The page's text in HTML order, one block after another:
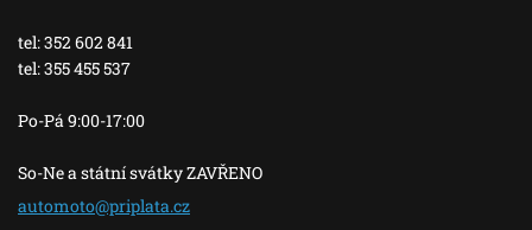
tel: 352 602 841
tel: 355 455 537
Po-Pá 9:00-17:00
So-Ne a státní svátky ZAVŘENO
automoto@priplata.cz